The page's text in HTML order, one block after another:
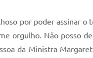
por poder assinar
orgulho. Não posso
da Ministra